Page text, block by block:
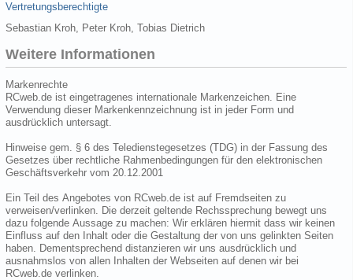
Vertretungsberechtigte
Sebastian Kroh, Peter Kroh, Tobias Dietrich
Weitere Informationen
Markenrechte
RCweb.de ist eingetragenes internationale Markenzeichen. Eine
Verwendung dieser Markenkennzeichnung ist in jeder Form und
ausdrücklich untersagt.
Hinweise gem. § 6 des Teledienstegesetzes (TDG) in der Fassung des
Gesetzes über rechtliche Rahmenbedingungen für den elektronischen
Geschäftsverkehr vom 20.12.2001
Ein Teil des Angebotes von RCweb.de ist auf Fremdseiten zu
verweisen/verlinken. Die derzeit geltende Rechssprechung bewegt uns
dazu folgende Aussage zu machen: Wir erklären hiermit dass wir keinen
Einfluss auf den Inhalt oder die Gestaltung der von uns gelinkten Seiten
haben. Dementsprechend distanzieren wir uns ausdrücklich und
ausnahmslos von allen Inhalten der Webseiten auf denen wir bei
RCweb.de verlinken.